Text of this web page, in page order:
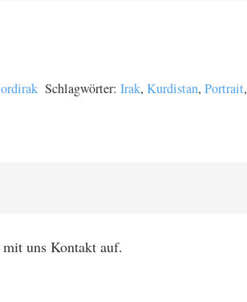
Schlagwörter:Irak,Kurdistan,Portrait,
uns Kontakt auf.